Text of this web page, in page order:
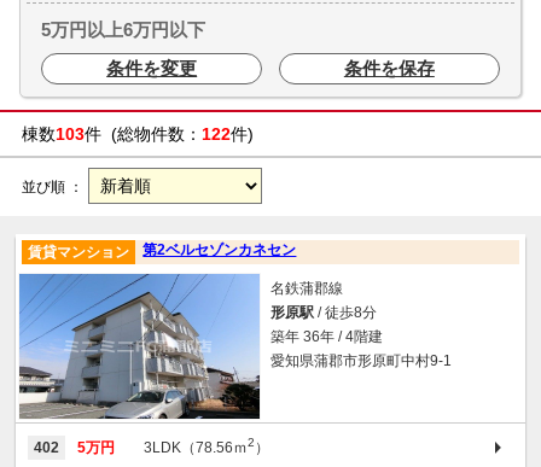
5万円以上6万円以下
条件を変更
条件を保存
棟数103件 (総物件数： 122件)
並び順 ：
第2ベルセゾンカネセン
賃貸マンション
名鉄蒲郡線
形原駅 / 徒歩8分
築年 36年 / 4階建
愛知県蒲郡市形原町中村9-1
402 5万円 3LDK（78.56ｍ2 ）